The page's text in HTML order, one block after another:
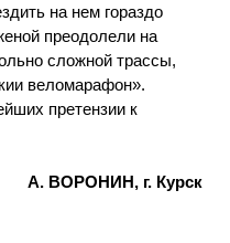
на нем гораздо
преодолели на
сложной трассы,
веломарафон».
претензии к
А. ВОРОНИН, г. Курск